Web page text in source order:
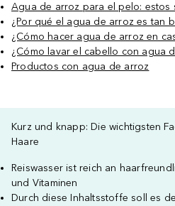
Agua de arroz para el pelo: estos
¿Por qué el agua de arroz es tan
¿Cómo hacer agua de arroz en
¿Cómo lavar el cabello con agua
Productos con agua de arroz
Kurz und knapp: Die wichtigsten
Haare
Reiswasser ist reich an
und Vitaminen
Durch diese Inhaltsstoffe soll es